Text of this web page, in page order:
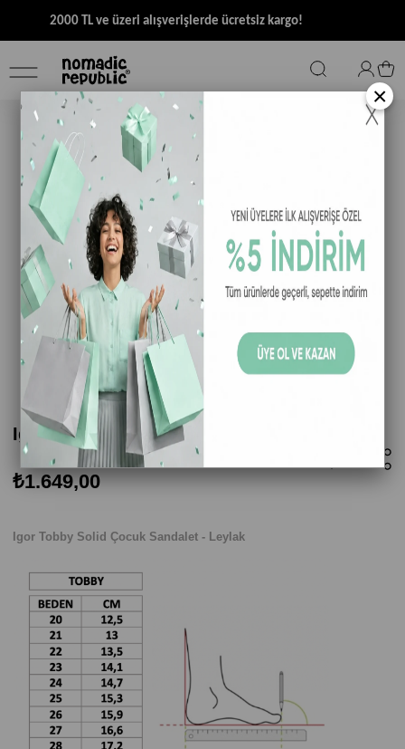
2000 TL ve üzeri alışverişlerde ücretsiz kargo!
Igor Tobby Solid Çocuk Sandalet - Leylak
₺1.649,00
Igor Tobby Solid Çocuk Sandalet - Leylak
×